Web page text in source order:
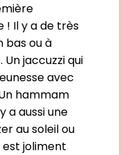
! Il y a de très
bas ou à
jaccuzzi qui
avec
hammam
a aussi une
au soleil ou
joliment